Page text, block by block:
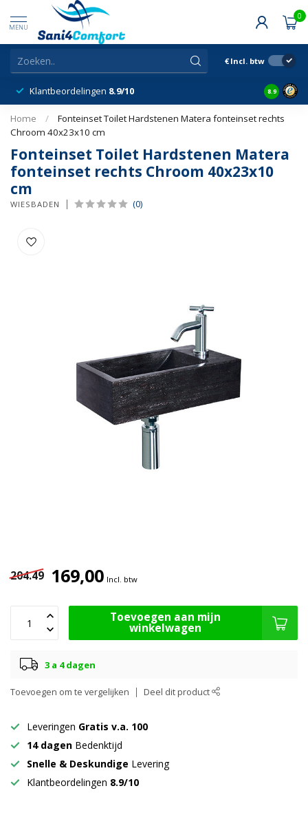
MENU
0
€ Incl. btw
Klantbeordelingen 8.9/10 8.9
Home /
Fonteinset Toilet Hardstenen Matera fonteinset rechts
Chroom 40x23x10 cm
Fonteinset Toilet Hardstenen Matera
fonteinset rechts Chroom 40x23x10
cm
WIESBADEN (0)
204.49 169,00 Incl. btw
Toevoegen aan mijn
winkelwagen
3 a 4 dagen
Toevoegen om te vergelijken Deel dit product
Leveringen Gratis v.a. 100
14 dagen Bedenktijd
Snelle & Deskundige Levering
Klantbeordelingen 8.9/10